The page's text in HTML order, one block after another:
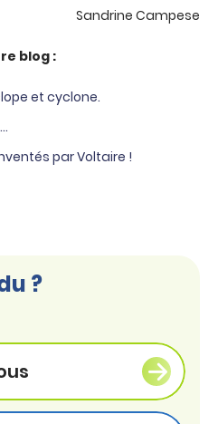
Sandrine Campese
blog :
et cyclone.
par Voltaire !
?